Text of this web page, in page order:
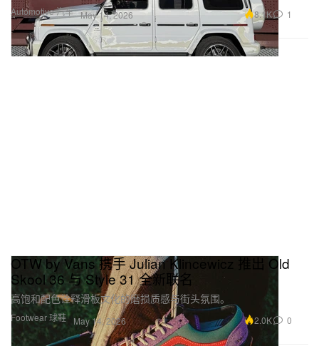
Automotive 汽车 May 14, 2026 8.1K 1
Footwear 球鞋
OTW by Vans 携手 Julian Klincewicz 推出 Old
Skool 36 与 Style 31 全新联名
高饱和配色诠释滑板文化的磨损质感与街头氛围。
May 14, 2026 2.0K 0